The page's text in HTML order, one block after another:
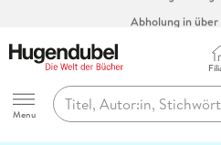
Hugendubel
Menu